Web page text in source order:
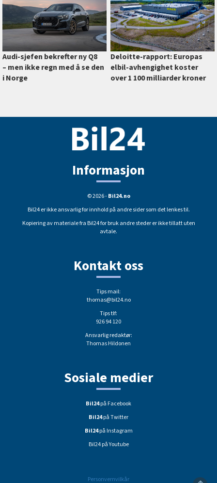
Audi-sjefen bekrefter ny Q8
–⁠ men ikke regn med å se den
i Norge
Deloitte-rapport: Europas
elbil-avhengighet koster
over 1 100 milliarder kroner
Informasjon
© 2026 -Bil24.no
Bil24 er ikke ansvarlig for innhold på andre sider som det lenkes til.
Kopiering av materiale fra Bil24 for bruk andre steder er ikke tillatt uten
avtale.
Kontakt oss
Tips mail:
thomas@bil24.no
Tips tlf:
926 94 120
Ansvarlig redaktør:
Thomas Hildonen
Sosiale medier
Bil24på Facebook
Bil24på Twitter
Bil24på Instagram
Bil24 på Youtube
Personvernvilkår